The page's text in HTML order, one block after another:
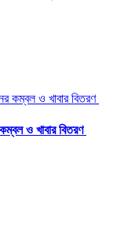
ও খাবার বিতরণ